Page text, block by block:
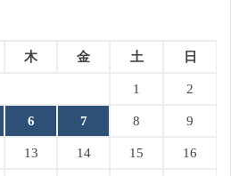
木 金 土 日
1 2
6 7 8 9
13 14 15 16